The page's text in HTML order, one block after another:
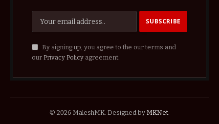
By signing up, you agree to the our terms and
our Privacy Policyagreement.
© 2026 MaleshMK. Designed by MKNet.